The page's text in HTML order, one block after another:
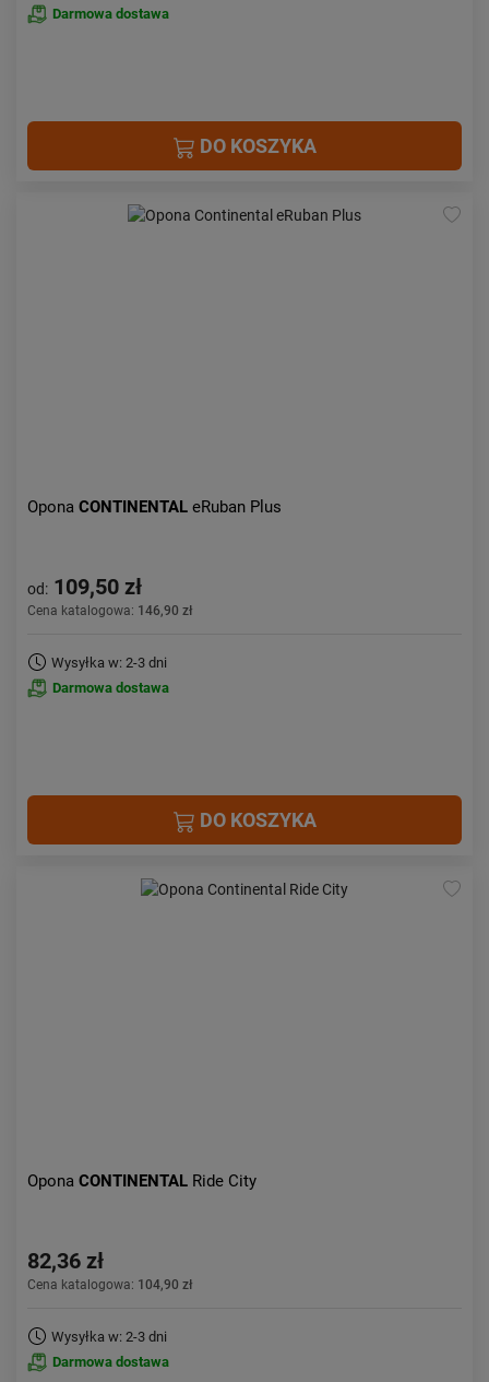
Darmowa dostawa
DO KOSZYKA
Opona CONTINENTAL eRuban Plus
od: 109,50 zł
Cena katalogowa: 146,90 zł
Wysyłka w: 2-3 dni
Darmowa dostawa
DO KOSZYKA
Opona CONTINENTAL Ride City
82,36 zł
Cena katalogowa: 104,90 zł
Wysyłka w: 2-3 dni
Darmowa dostawa